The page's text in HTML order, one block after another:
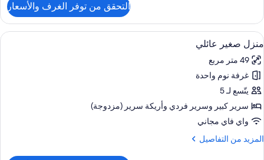
-
لغير
المدخنين
-
منظر
للحديقة
إستديو
مريحة
-
سرير
كبير
مع
أريكة
سرير
-
لغير
المدخنين
-
منظر
التحقق من توفر الغرف والأسعار
استعراض
جميع
صور
منزل
صغير
عائلي
10
منزل صغير عائلي
49 متر مربع
غرفة نوم واحدة
يتّسع لـ 5
سرير كبير‫‬ وسرير فردي‫‬ وأريكة سرير (مزدوجة)
واي فاي مجاني
المزيد من التفاصيل
المزيد